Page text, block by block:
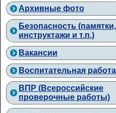
Архивные фото
Безопасность (памятки,
инструктажи и т.п.)
Вакансии
Воспитательная работа
ВПР (Всероссийские
проверочные работы)